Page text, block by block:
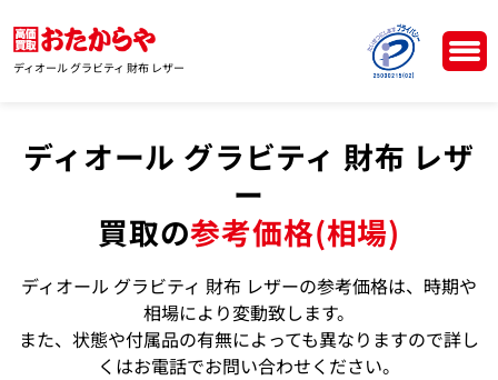
ディオール グラビティ 財布 レザー
ディオール グラビティ 財布 レザ
ー
買取の参考価格(相場)
ディオール グラビティ 財布 レザーの参考価格は、時期や
相場により変動致します。
また、状態や付属品の有無によっても異なりますので詳し
くはお電話でお問い合わせください。